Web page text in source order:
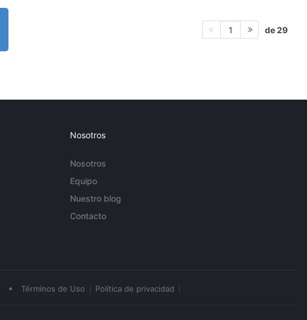
1 de 29
Nosotros
Nosotros
Equipo
Nuestro blog
Contacto
• Términos de Uso Política de privacidad